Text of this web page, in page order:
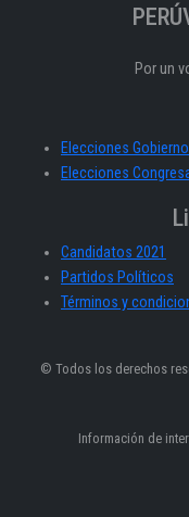
Por un
Elecciones
Elecciones
Candidatos 2021
Partidos Políticos
Términos y
© Todos los derechos
Información de